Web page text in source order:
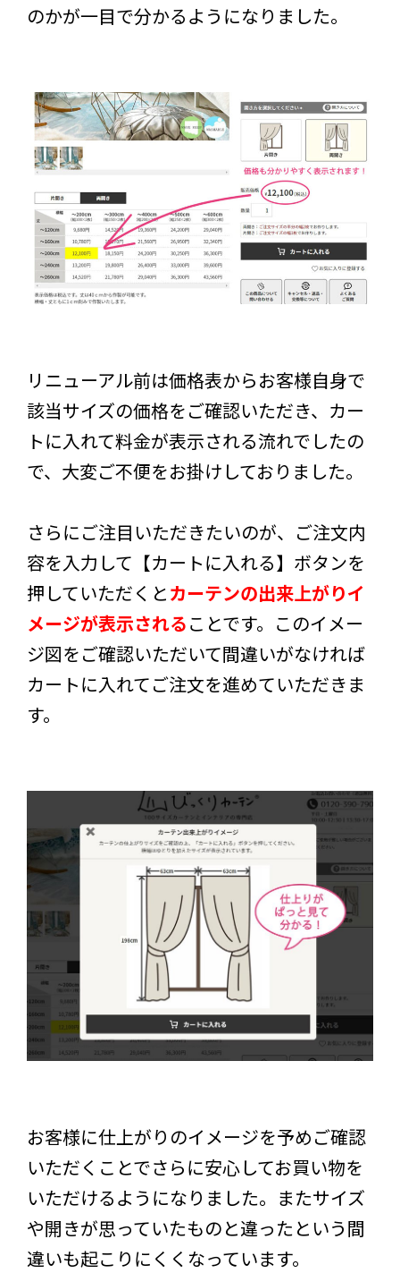
のかが一目で分かるようになりました。
リニューアル前は価格表からお客様自身で
該当サイズの価格をご確認いただき、カー
トに入れて料金が表示される流れでしたの
で、大変ご不便をお掛けしておりました。
さらにご注目いただきたいのが、ご注文内
容を入力して【カートに入れる】ボタンを
押していただくとカーテンの出来上がりイ
メージが表示されることです。このイメー
ジ図をご確認いただいて間違いがなければ
カートに入れてご注文を進めていただきま
す。
お客様に仕上がりのイメージを予めご確認
いただくことでさらに安心してお買い物を
いただけるようになりました。またサイズ
や開きが思っていたものと違ったという間
違いも起こりにくくなっています。